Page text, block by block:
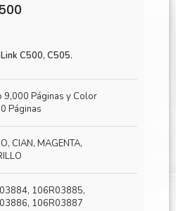
S/3,550.00.
C500, C505.
9,000 Páginas y Color
Páginas
CIAN, MAGENTA,
106R03885,
106R03887